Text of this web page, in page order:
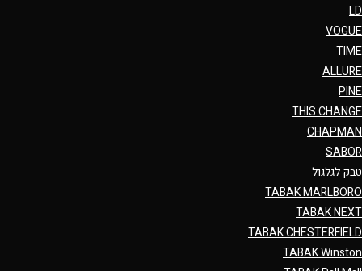
LD
VOGUE
TIME
ALLURE
PINE
THIS CHANGE
CHAPMAN
SABOR
טבק לגלגול
TABAK MARLBORO
TABAK NEXT
TABAK CHESTERFIELD
TABAK Winston